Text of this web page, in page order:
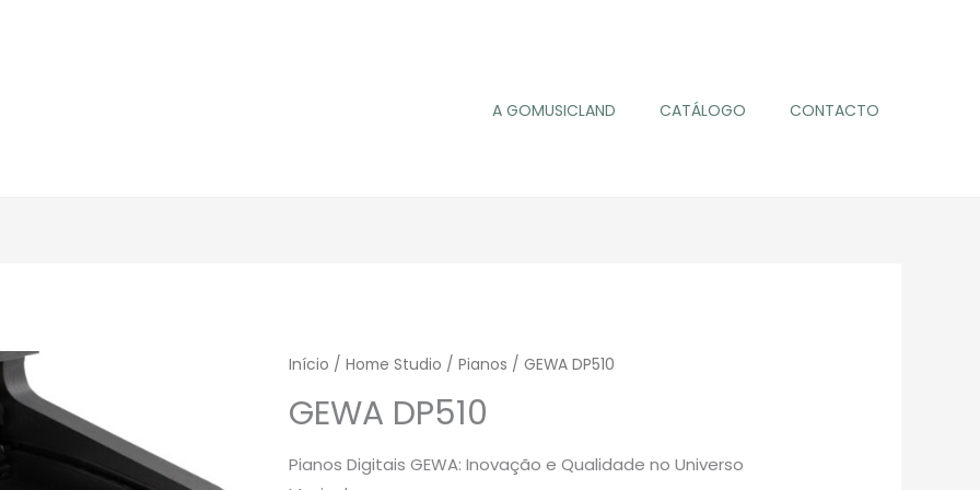
A GOMUSICLAND CATÁLOGO CONTACTO
Início / Home Studio / Pianos / GEWA DP510
GEWA DP510
Pianos Digitais GEWA: Inovação e Qualidade no Universo